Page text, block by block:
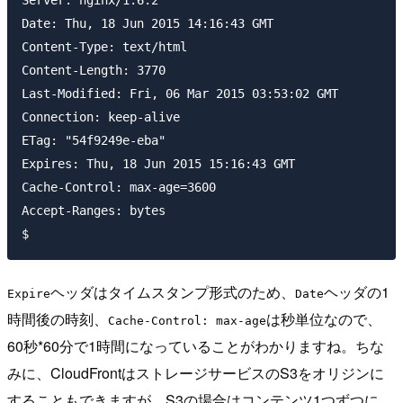
Date: Thu, 18 Jun 2015 14:16:43 GMT
Content-Type: text/html
Content-Length: 3770
Last-Modified: Fri, 06 Mar 2015 03:53:02 GMT
Connection: keep-alive
ETag: "54f9249e-eba"
Expires: Thu, 18 Jun 2015 15:16:43 GMT
Cache-Control: max-age=3600
Accept-Ranges: bytes
Expireヘッダはタイムスタンプ形式のため、 Dateヘッダの1
時間後の時刻、
Cache-Control: max-ageは秒単位なので、
60秒*60分で1時間になっていることがわかりますね。ちな
みに、CloudFrontはストレージサービスのS3をオリジンに